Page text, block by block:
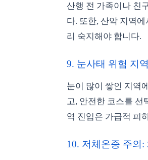
산행 전 가족이나 친
다. 또한, 산악 지역
리 숙지해야 합니다.
9. 눈사태 위험 지
눈이 많이 쌓인 지역
고, 안전한 코스를 선
역 진입은 가급적 피
10. 저체온증 주의